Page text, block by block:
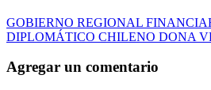
GOBIERNO REGIONAL
DIPLOMÁTICO CHILENO DONA
Agregar un comentario